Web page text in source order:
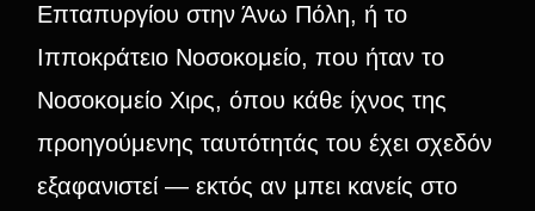
Επταπυργίου στην Άνω Πόλη, ή το
Ιπποκράτειο Νοσοκομείο, που ήταν το
Νοσοκομείο Χιρς, όπου κάθε ίχνος της
προηγούμενης ταυτότητάς του έχει σχεδόν
εξαφανιστεί — εκτός αν μπει κανείς στο